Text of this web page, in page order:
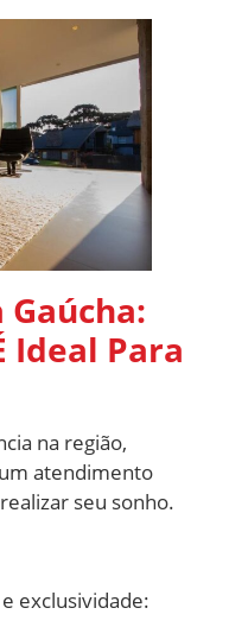
Ideal Para
na região,
atendimento
seu sonho.
exclusividade: